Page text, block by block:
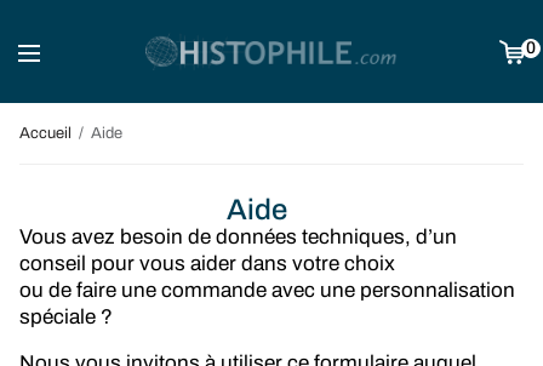
0
Accueil Aide
Aide
Vous avez besoin de données techniques, d’un
conseil pour vous aider dans votre choix
ou de faire une commande avec une personnalisation
spéciale ?